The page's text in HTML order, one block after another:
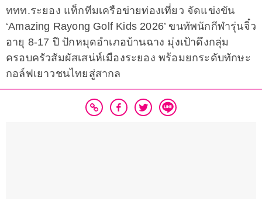
ททท.ระยอง แท็กทีมเครือข่ายท่องเที่ยว จัดแข่งขัน
‘Amazing Rayong Golf Kids 2026’ ขนทัพนักกีฬารุ่นจิ๋ว
อายุ 8-17 ปี ปักหมุดอำเภอบ้านฉาง มุ่งเป้าดึงกลุ่ม
ครอบครัวสัมผัสเสน่ห์เมืองระยอง พร้อมยกระดับทักษะ
กอล์ฟเยาวชนไทยสู่สากล